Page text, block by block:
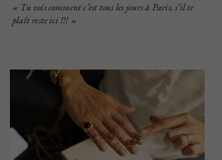
« Tu vois comment c’est tous les jours à Paris, s’il te
plaît reste ici !!! »